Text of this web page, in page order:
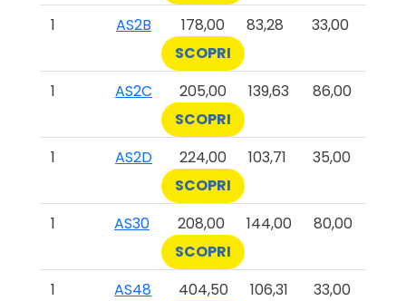
1
AS2B 178,00 83,28
33,00
SCOPRI
1
AS2C 205,00 139,63
86,00
SCOPRI
1
AS2D 224,00 103,71
35,00
SCOPRI
1
AS30 208,00 144,00
80,00
SCOPRI
1
AS48 404,50 106,31
33,00